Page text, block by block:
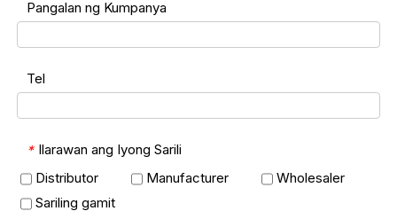
Pangalan ng Kumpanya
Tel
* Ilarawan ang Iyong Sarili
Distributor
Manufacturer
Wholesaler
Sariling gamit